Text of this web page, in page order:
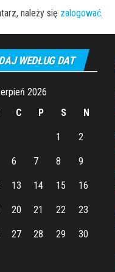
należy się zalogować.
WEDŁUG DAT
2026
C P S N
1 2
6 7 8 9
13 14 15 16
20 21 22 23
27 28 29 30